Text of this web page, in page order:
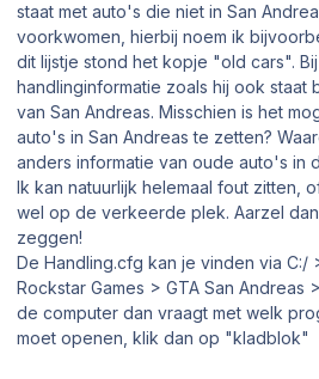
staat met auto's die niet in San
voorkwomen, hierbij noem ik
dit lijstje stond het kopje "old cars".
handlinginformatie zoals hij ook staat
van San Andreas. Misschien is het
auto's in San Andreas te zetten?
anders informatie van oude auto's in
Ik kan natuurlijk helemaal fout zitten,
wel op de verkeerde plek. Aarzel
zeggen!
De Handling.cfg kan je vinden via C:/
Rockstar Games > GTA San Andreas
de computer dan vraagt met welk
moet openen, klik dan op "kladblok"